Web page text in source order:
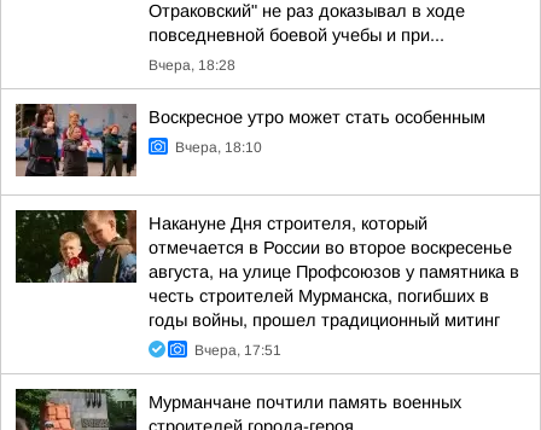
Отраковский" не раз доказывал в ходе
повседневной боевой учебы и при...
Вчера, 18:28
Воскресное утро может стать особенным
Вчера, 18:10
Накануне Дня строителя, который
отмечается в России во второе воскресенье
августа, на улице Профсоюзов у памятника в
честь строителей Мурманска, погибших в
годы войны, прошел традиционный митинг
Вчера, 17:51
Мурманчане почтили память военных